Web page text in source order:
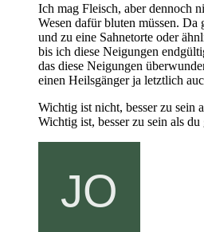
Ich mag Fleisch, aber dennoch
Wesen dafür bluten müssen.
und zu eine Sahnetorte oder
bis ich diese Neigungen
das diese Neigungen
einen Heilsgänger ja letztlich
Wichtig ist nicht, besser zu sein
Wichtig ist, besser zu sein als